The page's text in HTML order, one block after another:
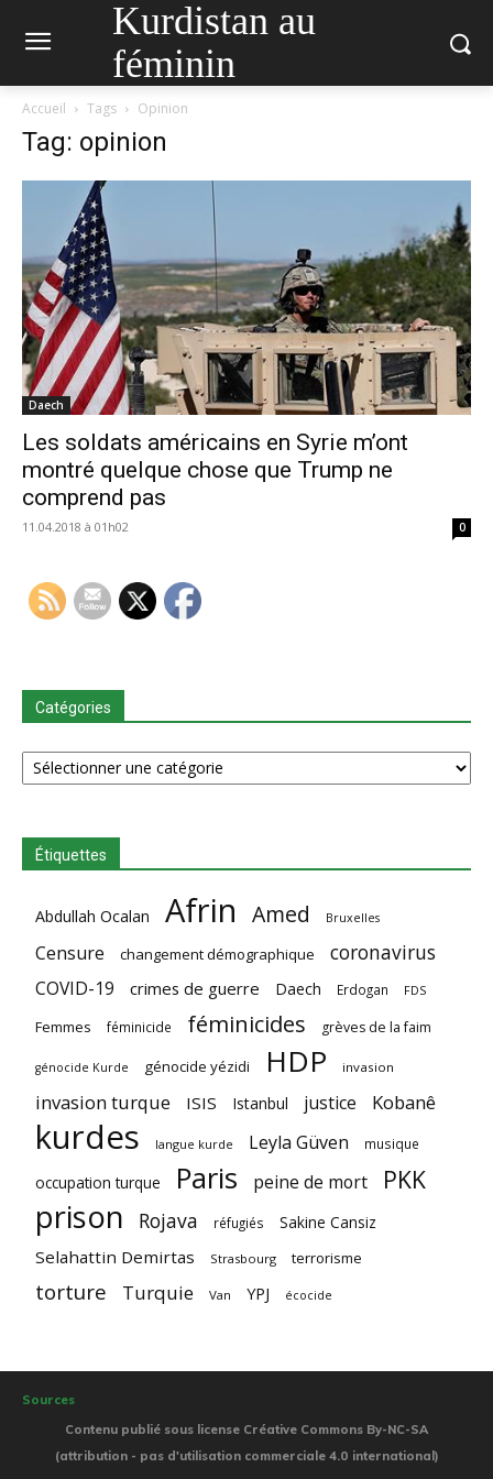
Kurdistan au
féminin
Accueil Tags Opinion
Tag: opinion
Daech
Les soldats américains en Syrie m’ont
montré quelque chose que Trump ne
comprend pas
11.04.2018 à 01h02 0
Catégories
Catégories
Étiquettes
Abdullah Ocalan Afrin Amed Bruxelles
Censure changement démographique coronavirus
COVID-19 crimes de guerre Daech Erdogan FDS
Femmes féminicide féminicides grèves de la faim
génocide Kurde génocide yézidi HDP invasion
invasion turque ISIS Istanbul justice Kobanê
kurdes langue kurde Leyla Güven musique
occupation turque Paris peine de mort PKK
prison Rojava réfugiés Sakine Cansiz
Selahattin Demirtas Strasbourg terrorisme
torture Turquie Van YPJ écocide
Sources
Contenu publié sous license Créative Commons By-NC-SA
(attribution - pas d'utilisation commerciale 4.0 international)